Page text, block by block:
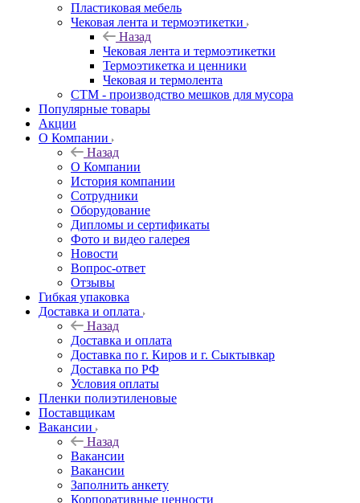
Пластиковая мебель
Чековая лента и термоэтикетки
Назад
Чековая лента и термоэтикетки
Термоэтикетка и ценники
Чековая и термолента
СТМ - производство мешков для мусора
Популярные товары
Акции
О Компании
Назад
О Компании
История компании
Сотрудники
Оборудование
Дипломы и сертификаты
Фото и видео галерея
Новости
Вопрос-ответ
Отзывы
Гибкая упаковка
Доставка и оплата
Назад
Доставка и оплата
Доставка по г. Киров и г. Сыктывкар
Доставка по РФ
Условия оплаты
Пленки полиэтиленовые
Поставщикам
Вакансии
Назад
Вакансии
Вакансии
Заполнить анкету
Корпоративные ценности